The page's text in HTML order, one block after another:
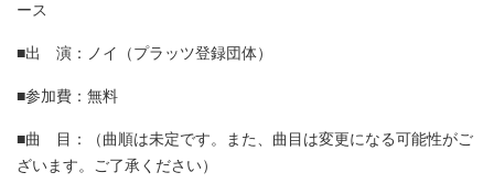
ース
■出 演：ノイ（プラッツ登録団体）
■参加費：無料
■曲 目：（曲順は未定です。また、曲目は変更になる可能性がご
ざいます。ご了承ください）